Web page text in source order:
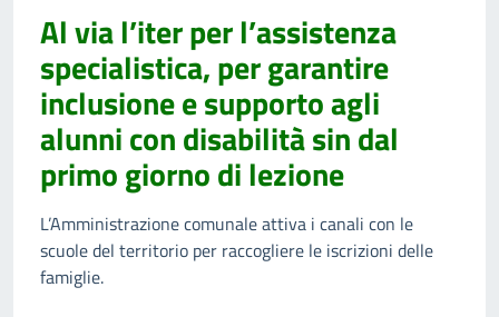
Al via l’iter per l’assistenza
specialistica, per garantire
inclusione e supporto agli
alunni con disabilità sin dal
primo giorno di lezione
L’Amministrazione comunale attiva i canali con le
scuole del territorio per raccogliere le iscrizioni delle
famiglie.